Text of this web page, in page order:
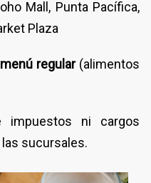
Mall, Punta Pacífica,
Plaza
regular(alimentos
impuestos ni cargos
sucursales.